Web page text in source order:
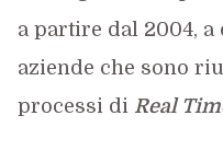
a partire dal 2004,
aziende che sono
processi di Real